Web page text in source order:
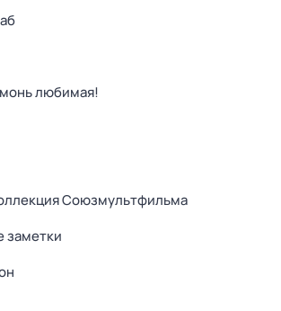
любимая!
Союзмультфильма
заметки